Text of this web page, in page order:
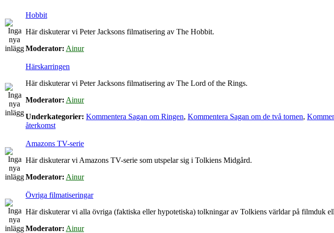
Hobbit
Här diskuterar vi Peter Jacksons filmatisering av The Hobbit.
Moderator: Ainur
Härskarringen
Här diskuterar vi Peter Jacksons filmatisering av The Lord of the Rings.
Moderator: Ainur
Underkategorier: Kommentera Sagan om Ringen, Kommentera Sagan om de två tornen,
återkomst
Amazons TV-serie
Här diskuterar vi Amazons TV-serie som utspelar sig i Tolkiens Midgård.
Moderator: Ainur
Övriga filmatiseringar
Här diskuterar vi alla övriga (faktiska eller hypotetiska) tolkningar av Tolkiens världar på filmduk
Moderator: Ainur